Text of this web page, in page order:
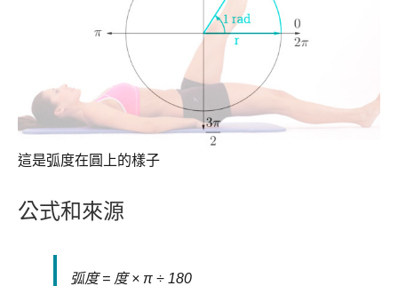
這是弧度在圓上的樣子
公式和來源
弧度 = 度 × π ÷ 180